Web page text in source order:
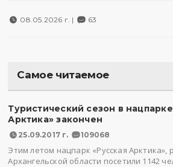
08.05.2026 г. | 63
Самое читаемое
Туристический сезон в
Арктика» закончен
25.09.2017 г. 109068
Этим летом нацпарк «Русская
Архангельской области посетили 1142